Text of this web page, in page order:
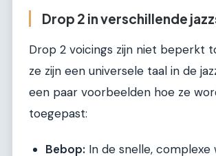
Drop 2 in verschillende
Drop 2 voicings zijn niet beperkt
ze zijn een universele taal in de
een paar voorbeelden hoe ze
toegepast:
Bebop: In de snelle, complexe